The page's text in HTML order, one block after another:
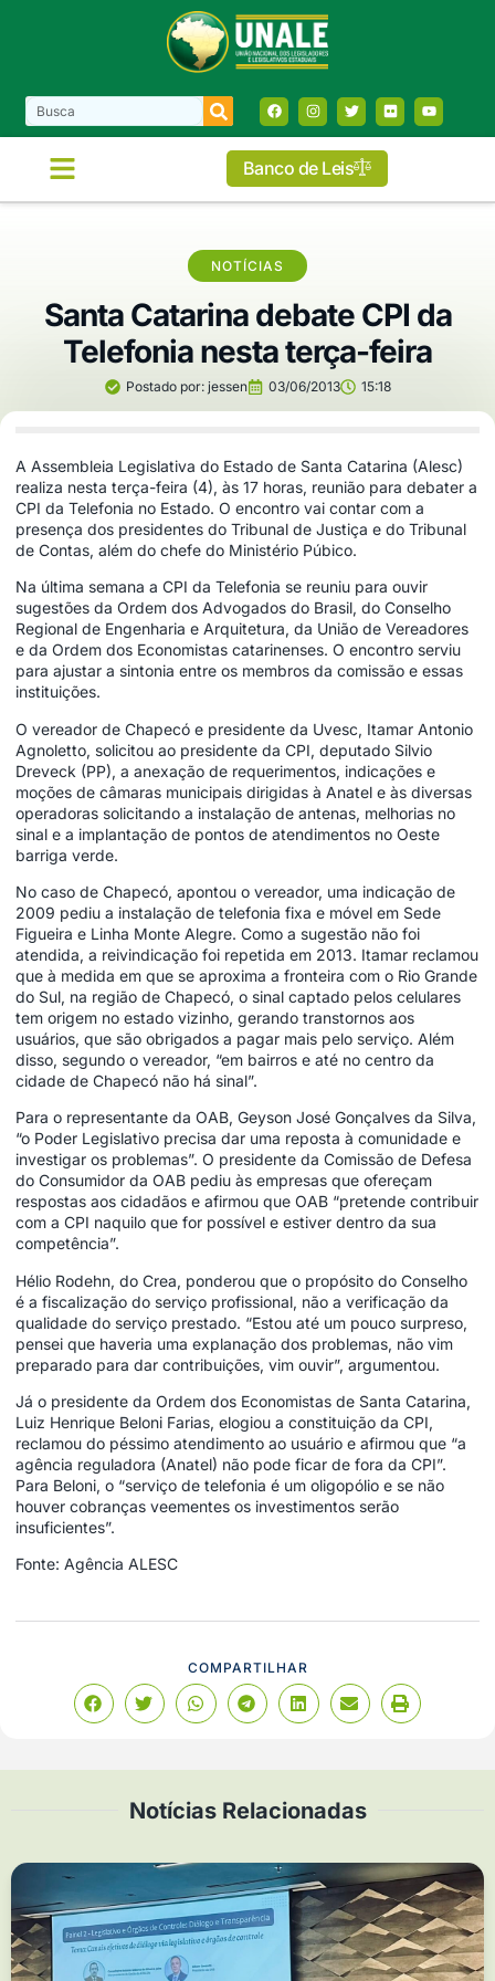
Banco de Leis
NOTÍCIAS
Santa Catarina debate CPI da
Telefonia nesta terça-feira
Postado por:jessen 03/06/2013 15:18
A Assembleia Legislativa do Estado de Santa Catarina (Alesc)
realiza nesta terça-feira (4), às 17 horas, reunião para debater a
CPI da Telefonia no Estado. O encontro vai contar com a
presença dos presidentes do Tribunal de Justiça e do Tribunal
de Contas, além do chefe do Ministério Púbico.
Na última semana a CPI da Telefonia se reuniu para ouvir
sugestões da Ordem dos Advogados do Brasil, do Conselho
Regional de Engenharia e Arquitetura, da União de Vereadores
e da Ordem dos Economistas catarinenses. O encontro serviu
para ajustar a sintonia entre os membros da comissão e essas
instituições.
O vereador de Chapecó e presidente da Uvesc, Itamar Antonio
Agnoletto, solicitou ao presidente da CPI, deputado Silvio
Dreveck (PP), a anexação de requerimentos, indicações e
moções de câmaras municipais dirigidas à Anatel e às diversas
operadoras solicitando a instalação de antenas, melhorias no
sinal e a implantação de pontos de atendimentos no Oeste
barriga verde.
No caso de Chapecó, apontou o vereador, uma indicação de
2009 pediu a instalação de telefonia fixa e móvel em Sede
Figueira e Linha Monte Alegre. Como a sugestão não foi
atendida, a reivindicação foi repetida em 2013. Itamar reclamou
que à medida em que se aproxima a fronteira com o Rio Grande
do Sul, na região de Chapecó, o sinal captado pelos celulares
tem origem no estado vizinho, gerando transtornos aos
usuários, que são obrigados a pagar mais pelo serviço. Além
disso, segundo o vereador, “em bairros e até no centro da
cidade de Chapecó não há sinal”.
Para o representante da OAB, Geyson José Gonçalves da Silva,
“o Poder Legislativo precisa dar uma reposta à comunidade e
investigar os problemas”. O presidente da Comissão de Defesa
do Consumidor da OAB pediu às empresas que ofereçam
respostas aos cidadãos e afirmou que OAB “pretende contribuir
com a CPI naquilo que for possível e estiver dentro da sua
competência”.
Hélio Rodehn, do Crea, ponderou que o propósito do Conselho
é a fiscalização do serviço profissional, não a verificação da
qualidade do serviço prestado. “Estou até um pouco surpreso,
pensei que haveria uma explanação dos problemas, não vim
preparado para dar contribuições, vim ouvir”, argumentou.
Já o presidente da Ordem dos Economistas de Santa Catarina,
Luiz Henrique Beloni Farias, elogiou a constituição da CPI,
reclamou do péssimo atendimento ao usuário e afirmou que “a
agência reguladora (Anatel) não pode ficar de fora da CPI”.
Para Beloni, o “serviço de telefonia é um oligopólio e se não
houver cobranças veementes os investimentos serão
insuficientes”.
Fonte: Agência ALESC
COMPARTILHAR
Notícias Relacionadas